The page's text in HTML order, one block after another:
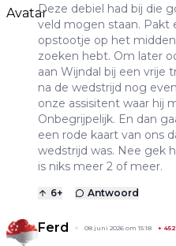
Deze debiel had bij die
veld mogen staan. Pakt
opstootje op het
zoeken hebt. Om later
aan Wijndal bij een vrije
na de wedstrijd nog
onze assisitent waar hij
Onbegrijpelijk. En dan
een rode kaart van ons
wedstrijd was. Nee gek
is niks meer 2 of meer.
6+ Antwoord
Ferd 08 juni 2026 om 15:18 +